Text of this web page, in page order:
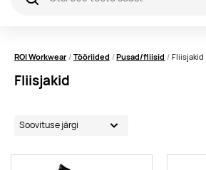
ROI Workwear Tööriided Pusad/fliisid Fliisjakid
Fliisjakid